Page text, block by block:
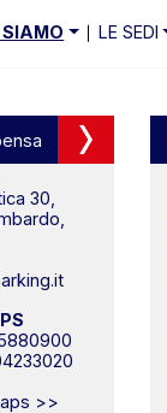
SIAMO LE SEDI
30,
>>